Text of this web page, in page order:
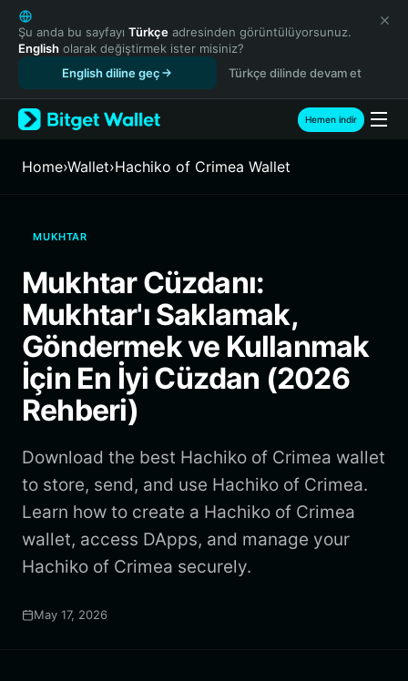
English
日本語
Tiếng Việt
Español (Latinoamérica)
Türkçe
Français
繁體中文
Bahasa Indonesia
ภาษาไทย
Español
Português (Brasil)
Español (Argentina)
Şu anda bu sayfayı Türkçe adresinden görüntülüyorsunuz.
English olarak değiştirmek ister misiniz?
English diline geç
Türkçe dilinde devam et
Hemen indir
Home›Wallet›Hachiko of Crimea Wallet
MUKHTAR
Mukhtar Cüzdanı:
Mukhtar'ı Saklamak,
Göndermek ve Kullanmak
İçin En İyi Cüzdan (2026
Rehberi)
Download the best Hachiko of Crimea wallet
to store, send, and use Hachiko of Crimea.
Learn how to create a Hachiko of Crimea
wallet, access DApps, and manage your
Hachiko of Crimea securely.
May 17, 2026